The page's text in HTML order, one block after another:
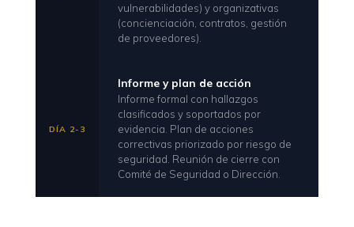
vulnerabilidades) y organizativas
(concienciación, contratos, gestión
de proveedores).
DÍA 2-3
Informe y plan de acción
Informe formal con hallazgos
clasificados y soportados por
evidencia. Plan de acciones
correctivas priorizado por riesgo de
seguridad. Reunión de cierre con
Comité de Seguridad o Dirección.